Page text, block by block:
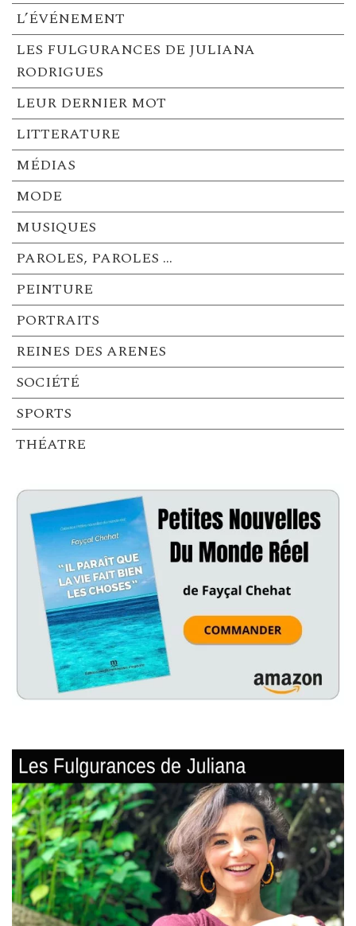
L’ÉVÉNEMENT
LES FULGURANCES DE JULIANA
RODRIGUES
LEUR DERNIER MOT
LITTERATURE
MÉDIAS
MODE
MUSIQUES
PAROLES, PAROLES …
PEINTURE
PORTRAITS
REINES DES ARENES
SOCIÉTÉ
SPORTS
THÉATRE